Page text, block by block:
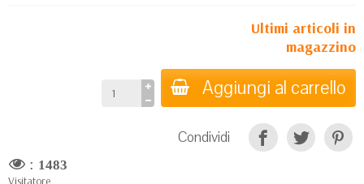
Ultimi articoli in
magazzino
Aggiungi al carrello
Condividi
: 1483
Visitatore